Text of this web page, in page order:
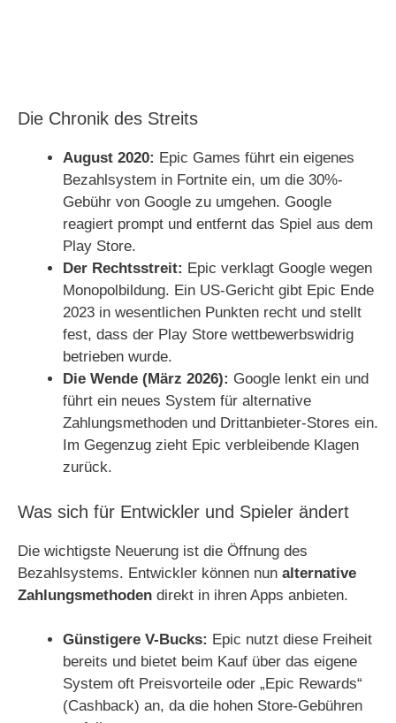
Die Chronik des Streits
August 2020: Epic Games führt ein eigenes
Bezahlsystem in Fortnite ein, um die 30%-
Gebühr von Google zu umgehen. Google
reagiert prompt und entfernt das Spiel aus dem
Play Store.
Der Rechtsstreit: Epic verklagt Google wegen
Monopolbildung. Ein US-Gericht gibt Epic Ende
2023 in wesentlichen Punkten recht und stellt
fest, dass der Play Store wettbewerbswidrig
betrieben wurde.
Die Wende (März 2026): Google lenkt ein und
führt ein neues System für alternative
Zahlungsmethoden und Drittanbieter-Stores ein.
Im Gegenzug zieht Epic verbleibende Klagen
zurück.
Was sich für Entwickler und Spieler ändert
Die wichtigste Neuerung ist die Öffnung des
Bezahlsystems. Entwickler können nun alternative
Zahlungsmethoden direkt in ihren Apps anbieten.
Günstigere V-Bucks: Epic nutzt diese Freiheit
bereits und bietet beim Kauf über das eigene
System oft Preisvorteile oder „Epic Rewards“
(Cashback) an, da die hohen Store-Gebühren